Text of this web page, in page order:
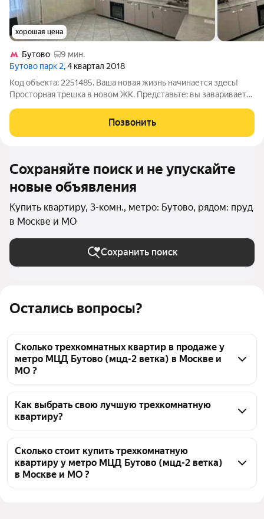
Остались вопросы?
Сколько трехкомнатных квартир в продаже у
метро МЦД Бутово (мцд-2 ветка) в Москве и
МО ?
Бутово (мцд-2 ветка) в Москве и МО 73
трехкомнатных квартиры, из них 5 объявлений от
объявлений от застройщиков
Как выбрать свою лучшую трехкомнатную
квартиру?
прудом у метро МЦД Бутово (мцд-2 ветка),
воспользуйтесь тепловой картой для оценки
инфраструктуры и транспортной доступности в
Сколько стоит купить трехкомнатную
квартиру у метро МЦД Бутово (мцд-2 ветка)
в Москве и МО ?
хорошая цена
Бутово
9 мин.
Бутово парк 2, 4 квартал 2018
Код объекта: 2251485. Ваша новая жизнь начинается здесь!
Просторная трешка в новом ЖК. Представьте: вы завариваете
более 17м2, пока первые лучи солнца освещают просторную
гостиную. Больше никаких
Позвонить
Сохраняйте поиск и не упускайте
новые объявления
Купить квартиру, 3-комн., метро: Бутово, рядом: пруд
в Москве и МО
Сохранить поиск